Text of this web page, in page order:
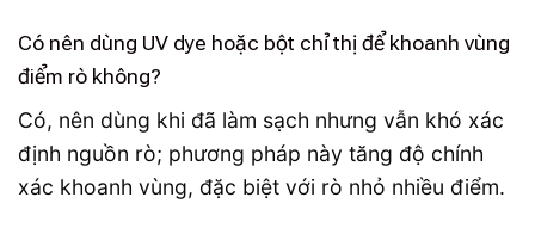
Có nên dùng UV dye hoặc bột chỉ thị để khoanh vùng
điểm rò không?
Có, nên dùng khi đã làm sạch nhưng vẫn khó xác
định nguồn rò; phương pháp này tăng độ chính
xác khoanh vùng, đặc biệt với rò nhỏ nhiều điểm.